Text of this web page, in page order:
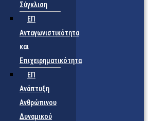
Σύγκλιση
ΕΠ
Ανταγωνιστικότητα
και
Επιχειρηματικότητα
ΕΠ
Ανάπτυξη
Ανθρώπινου
Δυναμικού